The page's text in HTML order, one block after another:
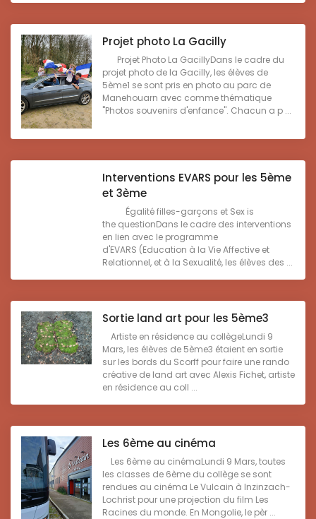
Projet photo La Gacilly
Projet Photo La GacillyDans le cadre du
projet photo de la Gacilly, les élèves de
5ème1 se sont pris en photo au parc de
Manehouarn avec comme thématique
"Photos souvenirs d'enfance". Chacun a p ...
Interventions EVARS pour les 5ème
et 3ème
Égalité filles-garçons et Sex is
the questionDans le cadre des interventions
en lien avec le programme
d'EVARS (Education à la Vie Affective et
Relationnel, et à la Sexualité, les élèves des ...
Sortie land art pour les 5ème3
Artiste en résidence au collègeLundi 9
Mars, les élèves de 5ème3 étaient en sortie
sur les bords du Scorff pour faire une rando
créative de land art avec Alexis Fichet, artiste
en résidence au coll ...
Les 6ème au cinéma
Les 6ème au cinémaLundi 9 Mars, toutes
les classes de 6ème du collège se sont
rendues au cinéma Le Vulcain à Inzinzach-
Lochrist pour une projection du film Les
Racines du monde. En Mongolie, le pèr ...